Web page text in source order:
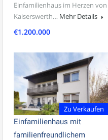
Einfamilienhaus im Herzen von
Kaiserswerth… Mehr Details
€1.200.000
Zu Verkaufen
Einfamilienhaus mit
familienfreundlichem